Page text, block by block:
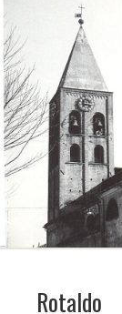
Rotaldo